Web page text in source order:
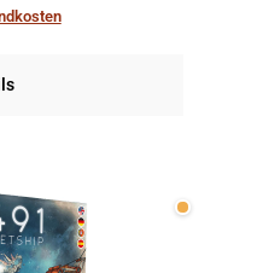
ergänzt werden.
Wenige